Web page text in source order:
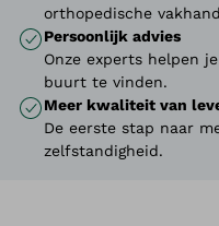
orthopedische
Persoonlijk advies
Onze experts helpen
buurt te vinden.
Meer kwaliteit van
De eerste stap naar
zelfstandigheid.